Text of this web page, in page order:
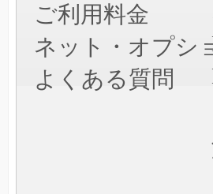
ご利用料金
ネット・オプシ
よくある質問